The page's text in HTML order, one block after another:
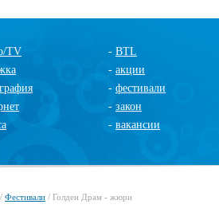
TV
- BTL
- акции
- фестивали
- закон
- вакансии
/ Фестивали / Голден Драм - жюри